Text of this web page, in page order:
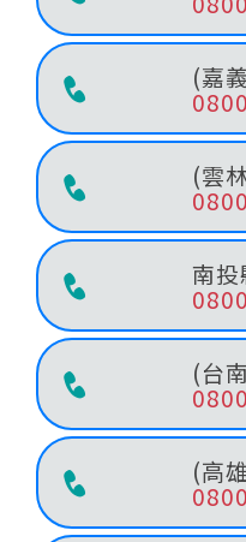
(嘉
(雲
南投
(台
(高